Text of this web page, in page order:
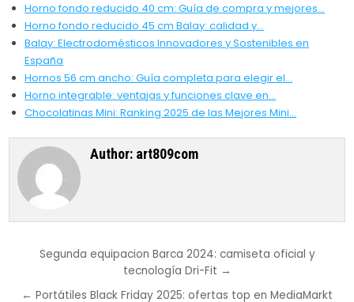
Horno fondo reducido 40 cm: Guía de compra y mejores…
Horno fondo reducido 45 cm Balay: calidad y…
Balay: Electrodomésticos Innovadores y Sostenibles en
España
Hornos 56 cm ancho: Guía completa para elegir el…
Horno integrable: ventajas y funciones clave en…
Chocolatinas Mini: Ranking 2025 de las Mejores Mini…
Author: art809com
PostSegunda equipacion Barca 2024: camiseta oficial y
tecnología Dri-Fit →
← Portátiles Black Friday 2025: ofertas top en MediaMarkt